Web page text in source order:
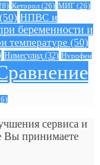
Кеторол (26) МИГ (26)
(50) НПВС и
беременности и
температуре (50)
Нимесулид (32) Нурофен
сервиса и
Вы принимаете